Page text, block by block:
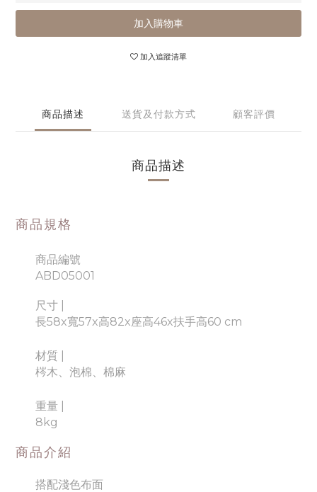
加入購物車
加入追蹤清單
商品描述 送貨及付款方式 顧客評價
商品描述
商品規格
商品編號
ABD05001
尺寸 |
長58x寬57x高82x座高46x扶手高60 cm
材質
梣木、泡棉、棉麻
重量
8kg
商品介紹
搭配淺色布面